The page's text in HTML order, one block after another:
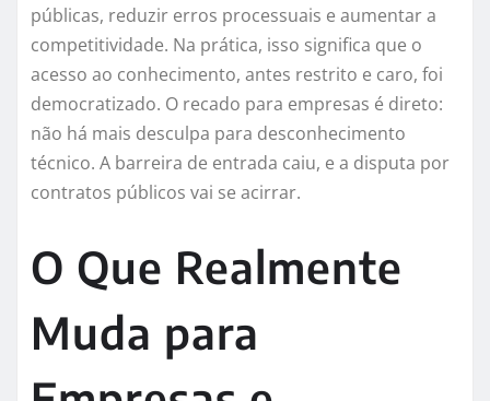
públicas, reduzir erros processuais e aumentar a
competitividade. Na prática, isso significa que o
acesso ao conhecimento, antes restrito e caro, foi
democratizado. O recado para empresas é direto:
não há mais desculpa para desconhecimento
técnico. A barreira de entrada caiu, e a disputa por
contratos públicos vai se acirrar.
O Que Realmente
Muda para